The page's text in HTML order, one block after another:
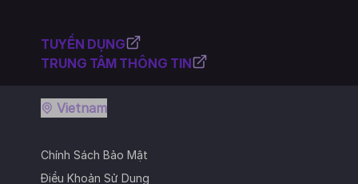
TUYỂN DỤNG
TRUNG TÂM THÔNG TIN
Chính Sách Bảo Mật
Điều Khoản Sử Dụng
Vietnam